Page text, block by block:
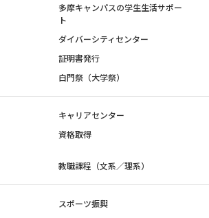
多摩キャンパスの学生生活サポー
ト
ダイバーシティセンター
証明書発行
白門祭（大学祭）
キャリアセンター
資格取得
教職課程（文系／理系）
スポーツ振興